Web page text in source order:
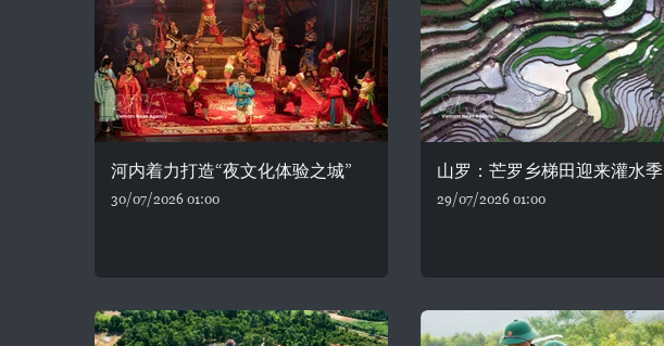
河内着力打造“夜文化体验之城”
30/07/2026 01:00
山罗：芒罗乡梯田迎来灌水季
29/07/2026 01:00